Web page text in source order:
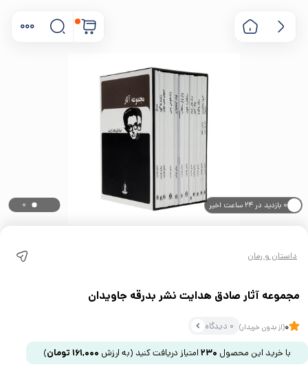
۰ بازدید در ۲۴ ساعت اخیر
داستان و رمان
مجموعه آثار صادق هدایت نشر بدرقه جاویدان
0(از بدون خریدار) 0 دیدگاه
با خرید این محصول 230 امتیاز دریافت کنید (به ارزش 161,000 تومان)